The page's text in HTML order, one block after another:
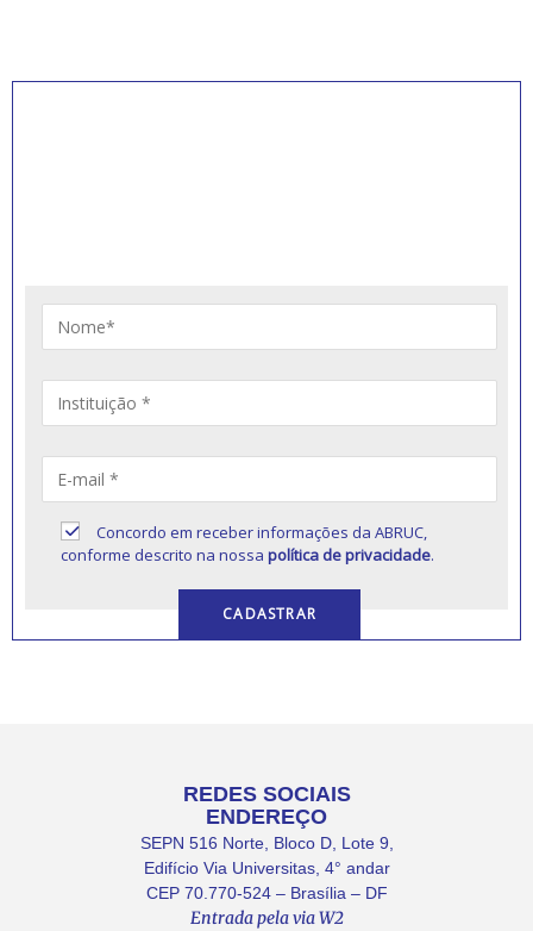
Concordo em receber informações da ABRUC,
conforme descrito na nossapolítica de privacidade.
REDES SOCIAIS
ENDEREÇO
SEPN 516 Norte, Bloco D, Lote 9,
Edifício Via Universitas, 4° andar
CEP 70.770-524 – Brasília – DF
Entrada pela via W2